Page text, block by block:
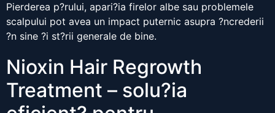
Pierderea p?rului, apari?ia firelor albe sau problemele
scalpului pot avea un impact puternic asupra ?ncrederii
?n sine ?i st?rii generale de bine.
Nioxin Hair Regrowth
Treatment – solu?ia